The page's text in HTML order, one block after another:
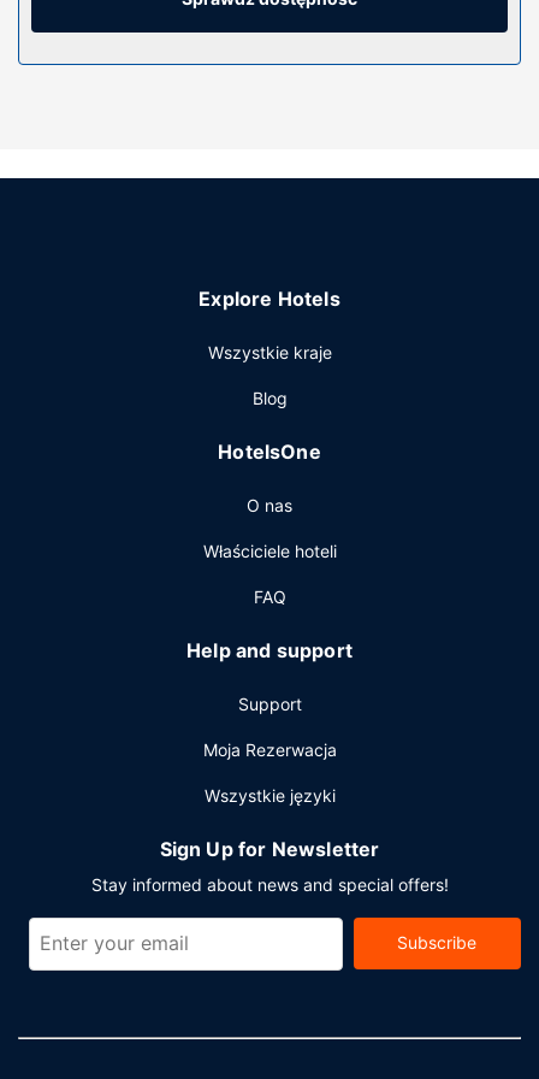
fitness.
Pozostałe udogodnienia
Recepcja jest czynna w określonych godzinach.
Explore Hotels
Wszystkie kraje
Blog
HotelsOne
O nas
Właściciele hoteli
FAQ
Help and support
Support
Moja Rezerwacja
Wszystkie języki
Sign Up for Newsletter
Stay informed about news and special offers!
Subscribe